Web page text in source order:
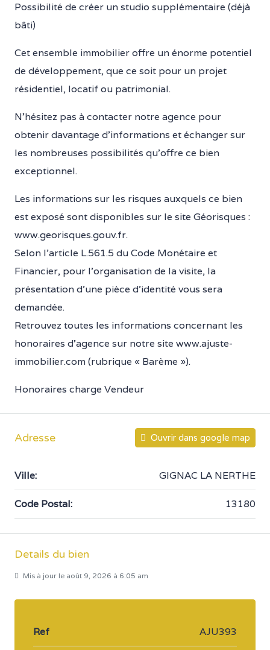
Possibilité de créer un studio supplémentaire (déjà
bâti)
Cet ensemble immobilier offre un énorme potentiel
de développement, que ce soit pour un projet
résidentiel, locatif ou patrimonial.
N’hésitez pas à contacter notre agence pour
obtenir davantage d’informations et échanger sur
les nombreuses possibilités qu’offre ce bien
exceptionnel.
Les informations sur les risques auxquels ce bien
est exposé sont disponibles sur le site Géorisques :
www.georisques.gouv.fr.
Selon l’article L.561.5 du Code Monétaire et
Financier, pour l’organisation de la visite, la
présentation d’une pièce d’identité vous sera
demandée.
Retrouvez toutes les informations concernant les
honoraires d’agence sur notre site www.ajuste-
immobilier.com (rubrique « Barème »).
Honoraires charge Vendeur
Adresse Ouvrir dans google map
Ville: GIGNAC LA NERTHE
Code Postal: 13180
Details du bien
Mis à jour le août 9, 2026 à 6:05 am
Ref AJU393